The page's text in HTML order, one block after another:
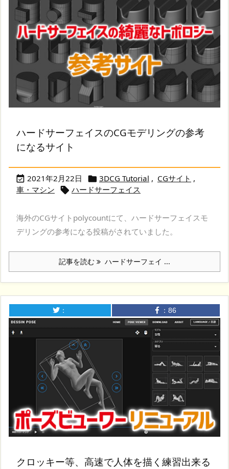
ハードサーフェイスのCGモデリングの参考
になるサイト
 2021年2月22日  3DCG Tutorial , CGサイト ,
車・マシン
 ハードサーフェイス
海外のCGサイトpolycountにて、ハードサーフェイスモ
デリングの参考になる投稿がされていました。
記事を読む ハードサーフェイ ...
： ： 86
クロッキー等、高速で人体を描く練習出来る